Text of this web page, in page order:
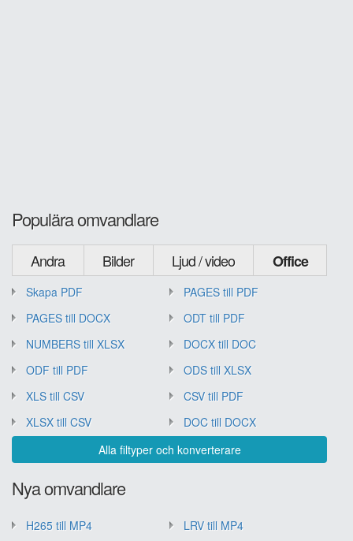
Populära omvandlare
Andra Bilder Ljud / video Office
Skapa PDF
PAGES till PDF
PAGES till DOCX
ODT till PDF
NUMBERS till XLSX
DOCX till DOC
ODF till PDF
ODS till XLSX
XLS till CSV
CSV till PDF
XLSX till CSV
DOC till DOCX
Alla filtyper och konverterare
Nya omvandlare
H265 till MP4
LRV till MP4